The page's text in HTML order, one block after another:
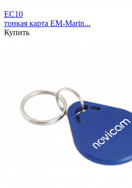
EC10
тонкая карта EM-Marin...
Купить